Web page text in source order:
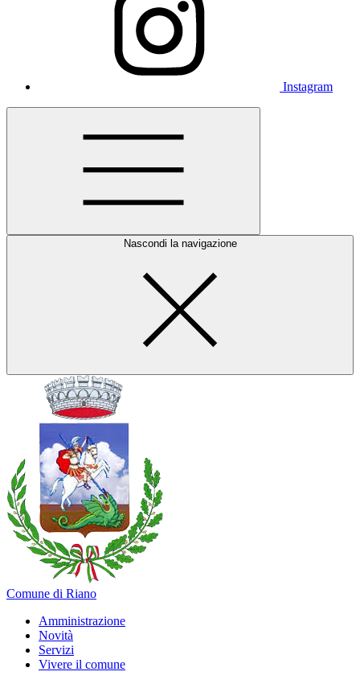
Instagram
Nascondi la navigazione
Comune di Riano
Amministrazione
Novità
Servizi
Vivere il comune